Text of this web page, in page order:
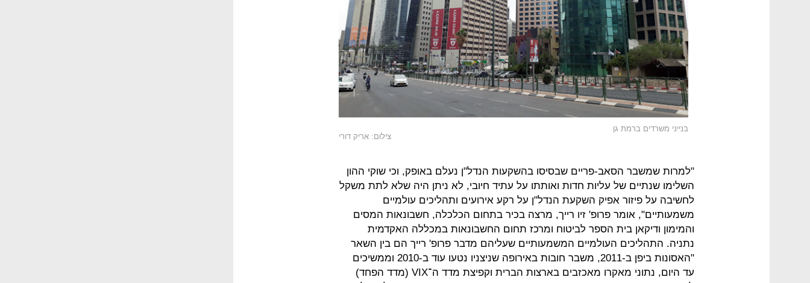
בנייני משרדים ברמת גן
צילום: אריק דורי
"למרות שמשבר הסאב-פריים שבסיסו בהשקעות הנדל"ן נעלם באופק, וכי שוקי ההון
השלימו שנתיים של עליות חדות ואותתו על עתיד חיובי, לא ניתן היה שלא לתת משקל
לחשיבה על פיזור אפיק השקעת הנדל"ן על רקע אירועים ותהליכים עולמיים
משמעותיים", אומר פרופ' זיו רייך, מרצה בכיר בתחום הכלכלה, חשבונאות המסים
והמימון ודיקאן בית הספר לביטוח ומרכז תחום החשבונאות במכללה האקדמית
נתניה. התהליכים העולמיים המשמעותיים שעליהם מדבר פרופ' רייך הם בין השאר
"האסונות ביפן ב-2011, משבר חובות באירופה שניצניו נטעו עוד ב-2010 וממשיכים
עד היום, נתוני מאקרו מאכזבים בארצות הברית וקפיצת מדד ה־VIX
(מדד הפחד)